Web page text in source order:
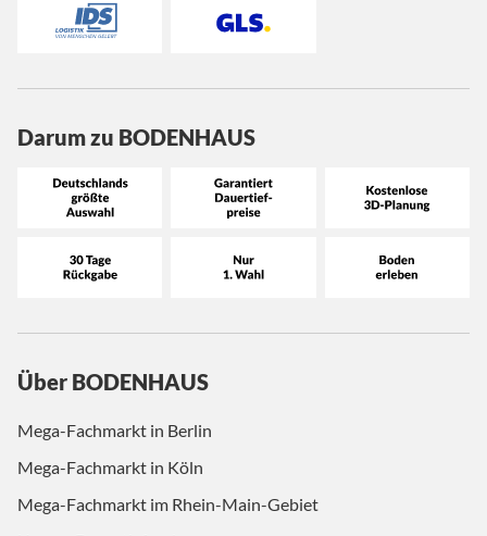
Darum zu BODENHAUS
Über BODENHAUS
Mega-Fachmarkt in Berlin
Mega-Fachmarkt in Köln
Mega-Fachmarkt im Rhein-Main-Gebiet